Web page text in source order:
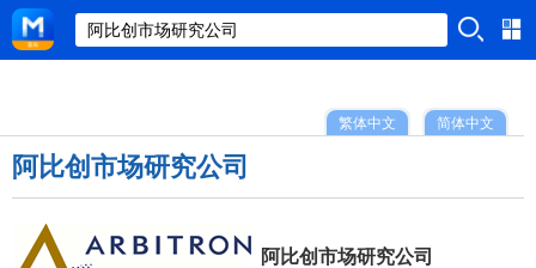
简体中文
繁体中文
阿比创市场研究公司
阿比创市场研究公司